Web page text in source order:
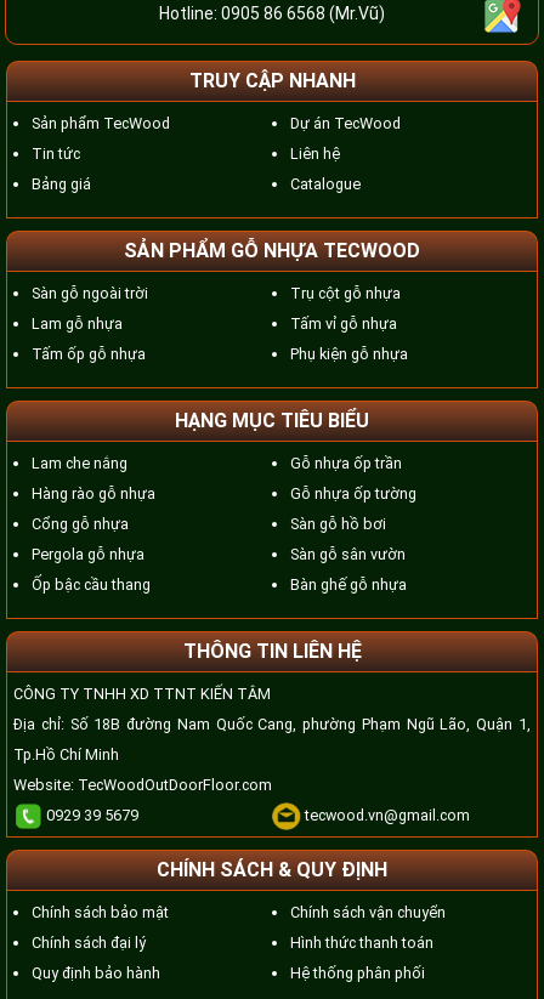
Hotline: 0905 86 6568 (Mr.Vũ)
TRUY CẬP NHANH
Sản phẩm TecWood
Tin tức
Bảng giá
Dự án TecWood
Liên hệ
Catalogue
SẢN PHẨM GỖ NHỰA TECWOOD
Sàn gỗ ngoài trời
Lam gỗ nhựa
Tấm ốp gỗ nhựa
Trụ cột gỗ nhựa
Tấm vỉ gỗ nhựa
Phụ kiện gỗ nhựa
HẠNG MỤC TIÊU BIỂU
Lam che nắng
Hàng rào gỗ nhựa
Cổng gỗ nhựa
Pergola gỗ nhựa
Ốp bậc cầu thang
Gỗ nhựa ốp trần
Gỗ nhựa ốp tường
Sàn gỗ hồ bơi
Sàn gỗ sân vườn
Bàn ghế gỗ nhựa
THÔNG TIN LIÊN HỆ
CÔNG TY TNHH XD TTNT KIẾN TÂM
Địa chỉ: Số 18B đường Nam Quốc Cang, phường Phạm Ngũ Lão, Quận 1,
Tp.Hồ Chí Minh
Website: TecWoodOutDoorFloor.com
0929 39 5679
tecwood.vn@gmail.com
CHÍNH SÁCH & QUY ĐỊNH
Chính sách bảo mật
Chính sách đại lý
Quy định bảo hành
Chính sách vận chuyển
Hình thức thanh toán
Hệ thống phân phối